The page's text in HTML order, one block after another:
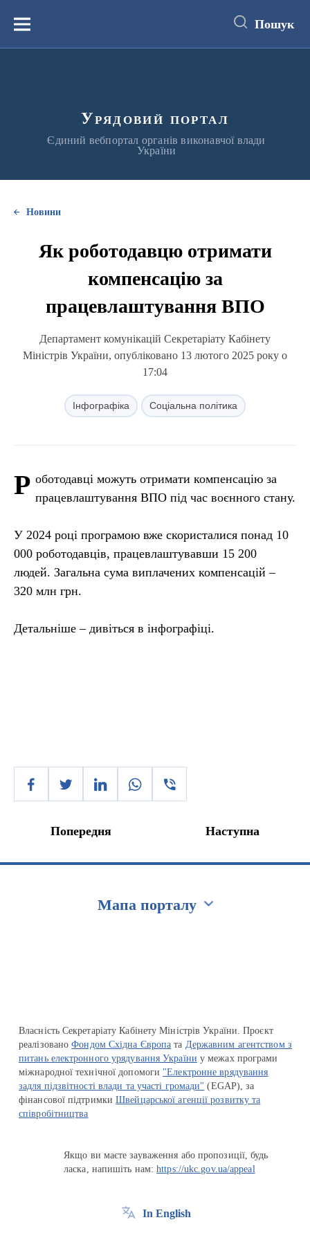
вмістуМеню Пошук
Урядовий портал
Єдиний вебпортал органів виконавчої влади
України
Новини
Як роботодавцю отримати
компенсацію за
працевлаштування ВПО
Департамент комунікацій Секретаріату Кабінету
Міністрів України, опубліковано 13 лютого 2025 року о
17:04
Інфографіка Соціальна політика
Р оботодавці можуть отримати компенсацію за
працевлаштування ВПО під час воєнного стану.
У 2024 році програмою вже скористалися понад 10
000 роботодавців, працевлаштувавши 15 200
людей. Загальна сума виплачених компенсацій –
320 млн грн.
Детальніше – дивіться в інфографіці.
Попередня Наступна
Мапа порталу
Власність Секретаріату Кабінету Міністрів України. Проєкт
реалізованоФондом Східна Європа та Державним агентством з
питань електронного урядування України у межах програми
міжнародної технічної допомоги "Електронне врядування
задля підзвітності влади та участі громади" (EGAP), за
фінансової підтримкиШвейцарської агенції розвитку та
співробітництва
Якщо ви маєте зауваження або пропозиції, будь
ласка, напишіть нам:https://ukc.gov.ua/appeal
In English